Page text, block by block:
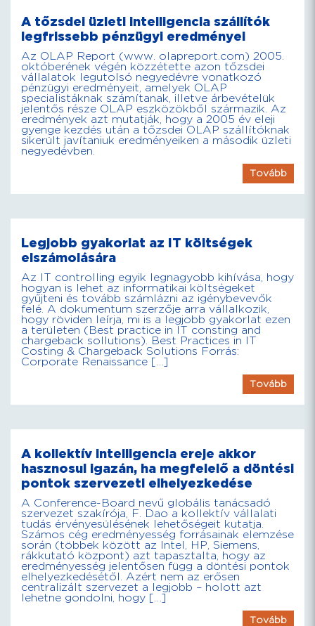
A tőzsdei üzleti intelligencia szállítók
legfrissebb pénzügyi eredményei
Az OLAP Report (www. olapreport.com) 2005.
októberének végén közzétette azon tőzsdei
vállalatok legutolsó negyedévre vonatkozó
pénzügyi eredményeit, amelyek OLAP
specialistáknak számítanak, illetve árbevételük
jelentős része OLAP eszközökből származik. Az
eredmények azt mutatják, hogy a 2005 év eleji
gyenge kezdés után a tőzsdei OLAP szállítóknak
sikerült javítaniuk eredményeiken a második üzleti
negyedévben.
Tovább
Legjobb gyakorlat az IT költségek
elszámolására
Az IT controlling egyik legnagyobb kihívása, hogy
hogyan is lehet az informatikai költségeket
gyűjteni és tovább számlázni az igénybevevők
felé. A dokumentum szerzője arra vállalkozik,
hogy röviden leírja, mi is a legjobb gyakorlat ezen
a területen (Best practice in IT consting and
chargeback sollutions). Best Practices in IT
Costing & Chargeback Solutions Forrás:
Corporate Renaissance […]
Tovább
A kollektív intelligencia ereje akkor
hasznosul igazán, ha megfelelő a döntési
pontok szervezeti elhelyezkedése
A Conference-Board nevű globális tanácsadó
szervezet szakírója, F. Dao a kollektív vállalati
tudás érvényesülésének lehetőségeit kutatja.
Számos cég eredményesség forrásainak elemzése
során (többek között az Intel, HP, Siemens,
rákkutató központ) azt tapasztalta, hogy az
eredményesség jelentősen függ a döntési pontok
elhelyezkedésétől. Azért nem az erősen
centralizált szervezet a legjobb – holott azt
lehetne gondolni, hogy […]
Tovább